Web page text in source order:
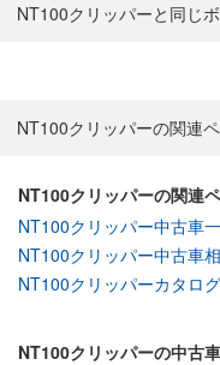
NT100クリッパーと同じ
NT100クリッパーの関連
NT100クリッパーの関連
NT100クリッパー中古車
NT100クリッパー中古車
NT100クリッパーカタログ
NT100クリッパーの中古